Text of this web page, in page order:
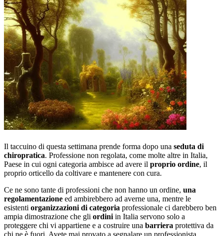
Il taccuino di questa settimana prende forma dopo una seduta di
chiropratica. Professione non regolata, come molte altre in Italia,
Paese in cui ogni categoria ambisce ad avere il proprio ordine, il
proprio orticello da coltivare e mantenere con cura.
Ce ne sono tante di professioni che non hanno un ordine, una
regolamentazione ed ambirebbero ad averne una, mentre le
esistenti organizzazioni di categoria professionale ci darebbero ben
ampia dimostrazione che gli ordini in Italia servono solo a
proteggere chi vi appartiene e a costruire una barriera protettiva da
chi ne è fuori. Avete mai provato a segnalare un professionista